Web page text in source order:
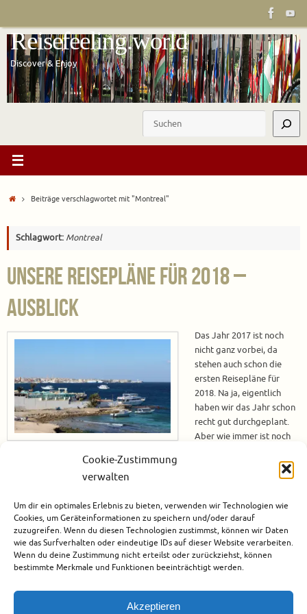
Cookie-Zustimmung
verwalten
Um dir ein optimales Erlebnis zu bieten, verwenden wir Technologien wie
Cookies, um Geräteinformationen zu speichern und/oder darauf
zuzugreifen. Wenn du diesen Technologien zustimmst, können wir Daten
wie das Surfverhalten oder eindeutige IDs auf dieser Website verarbeiten.
Wenn du deine Zustimmung nicht erteilst oder zurückziehst, können
bestimmte Merkmale und Funktionen beeinträchtigt werden.
Akzeptieren
springen
Reisefeeling.world
Discover & Enjoy
StartBeiträge verschlagwortet mit "Montreal"
Schlagwort: Montreal
Unsere Reisepläne für 2018 –
Ausblick
Das Jahr 2017 ist noch
nicht ganz vorbei, da
stehen auch schon die
ersten Reisepläne für
2018. Na ja, eigentlich
haben wir das Jahr schon
recht gut durchgeplant.
Aber wie immer ist noch
garantiert noch die eine oder andere Ergänzung im Laufe der Zeit geben
wird. Und da Julia in ihrem Blog gerade die Blogparade „Meine
Weiterlesen
Dezember 27, 2017
Afrika,Ägypten ,Blogparaden,Nordamerika,Reisen mit Mutter,USA